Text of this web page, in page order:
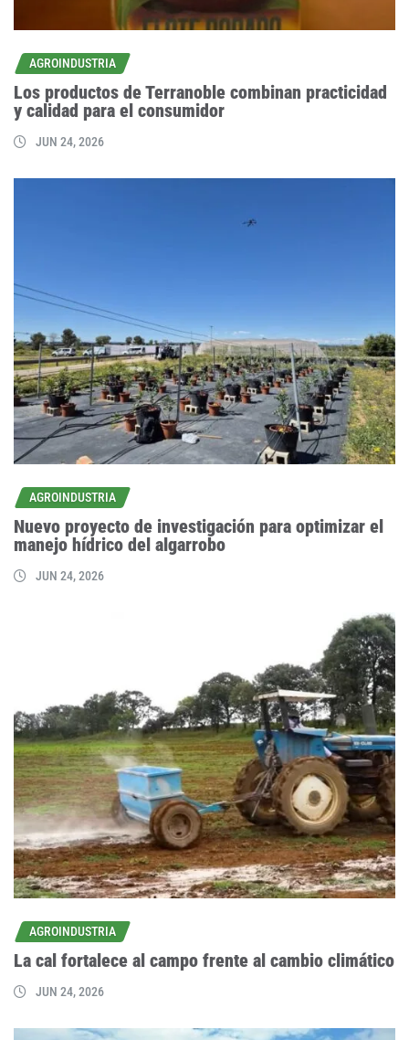
AGROINDUSTRIA
Los productos de Terranoble combinan practicidad
y calidad para el consumidor
JUN 24, 2026
AGROINDUSTRIA
Nuevo proyecto de investigación para optimizar el
manejo hídrico del algarrobo
JUN 24, 2026
AGROINDUSTRIA
La cal fortalece al campo frente al cambio climático
JUN 24, 2026